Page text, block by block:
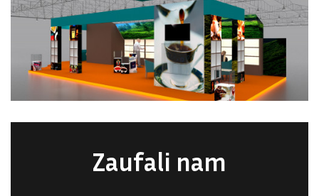
Zaufali nam